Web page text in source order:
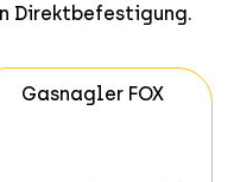
Direktbefestigung.
Gasnagler FOX